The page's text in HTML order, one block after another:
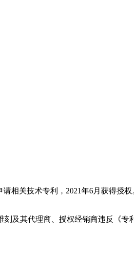
相关技术专利，2021年6月获得授
及其代理商、授权经销商违反《专